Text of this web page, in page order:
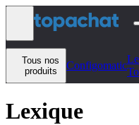
Aller au contenu
Tous nos
produits
Configomatic
Lexique